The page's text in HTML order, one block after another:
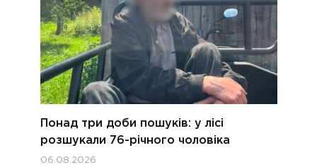
Понад три доби пошуків: у лісі
розшукали 76-річного чоловіка
06.08.2026